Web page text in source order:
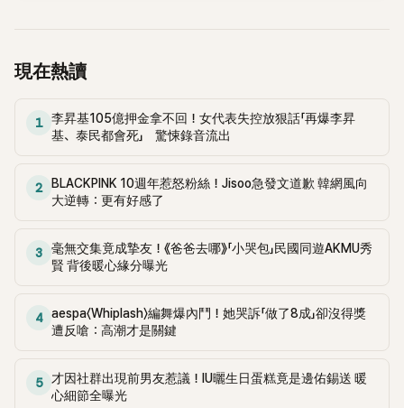
差，讓兄妹團成員們目瞪口呆，驚呼連連：「瘋了吧！」、「太炸
了」、「太帥了！」。自認為也是偶像出身的Boom最後也只能默
濬榮在成為演員前，其實是偶像出身。李濬榮於2014年以男團
U-KISS新成員身份出道，當時以藝名「Jun」活動，在團內擔任主
表現俘獲粉絲的心。 目前，除了solo歌手、電視劇演員外，李
濬榮還以音樂劇演員及畫家「Jun0」等身份多面向展開活動，並
形全能藝人」。
的是，李濬榮當時甚至拒絕了「模範市民獎」的表揚。他表示：
樣不帥。」展現出百分百純粹的善良本質，讓人印象深刻。 除此
之外，李濬榮還分享了另一段英勇事蹟，有次他和朋友在戶外
倒了，對方卻沒有停下來，直接開走。」他接著說：「我當下立刻
跑去追，最後成功攔下那人。對方說自己根本不知道發生什麼
坦言：「我小時候真的很沒在怕，也不知道事情會變得多嚴重，
只要看到不對的事就會立刻衝上去。」 節目中，主持人金淑打
要一根菸，你會怎麼辦？」李濬榮則毫不猶豫地回答：「我應該
會罵人吧。」讓現場笑聲不斷。 另一方面，李濬榮在成為演員
份出道，當時以藝名「Jun」活動，在團內擔任主rapper、副唱與
領舞，幾乎無所不能，並以冷酷又強烈的舞台表現俘獲粉絲的
身館長都賢重（李濬榮 飾）與會員李美蘭（鄭恩地 飾）之間的
故事。都賢重曾是世界級健美選手，卻在巔峰時期突然隱退，
活。李美蘭是一位旅行商品開發企劃代理，因失戀而決定改變
自己，加入了健身俱樂部，並在都賢重的指導下展開了艱辛的
爆笑又溫馨的羅曼史。 李濬榮與鄭恩地為宣傳新劇於昨（1）
日登上了KBS 2TV 綜藝節目《屋塔房的問題兒們》，李濬榮在當
目中，當被問到理想型時，鄭恩地回答：「其實也沒有什麼特定
的類型，只要是我喜歡的人就是了。」隨後主持人提到與徐仁
的，講話很合得來。而且這是我第一次和比我年紀小的男演員
搭檔，覺得最自在也最開心。」 當話題轉向李濬榮時，他也被問
描淡寫地回答：「大家都對我很好，合作得都很自在。」 但主持
人朱宇宰馬上打斷他說：「只能選一位，一位！」逗得眾人哈哈
現在熱讀
1
李昇基105億押金拿不回！女代表失控放狠話「再爆李昇
基、泰民都會死」 驚悚錄音流出
2
BLACKPINK 10週年惹怒粉絲！Jisoo急發文道歉 韓網風向
大逆轉：更有好感了
3
毫無交集竟成摯友！《爸爸去哪》「小哭包」民國同遊AKMU秀
賢 背後暖心緣分曝光
4
aespa〈Whiplash〉編舞爆內鬥！她哭訴「做了8成」卻沒得獎
遭反嗆：高潮才是關鍵
5
才因社群出現前男友惹議！IU曬生日蛋糕竟是邊佑錫送 暖
心細節全曝光